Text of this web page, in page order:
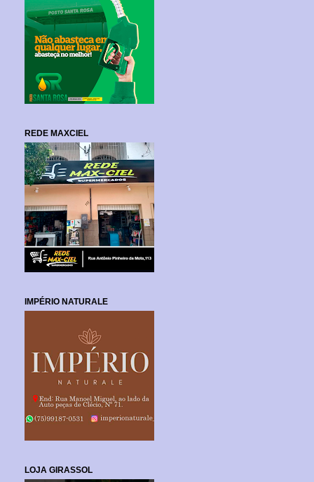
REDE MAXCIEL
IMPÉRIO NATURALE
LOJA GIRASSOL